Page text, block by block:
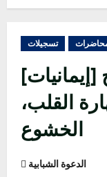
تسجيلات
[إيمانيات] شرح “مختصر منهاج
القلب،
الخشوع
الدعوة الشبابية